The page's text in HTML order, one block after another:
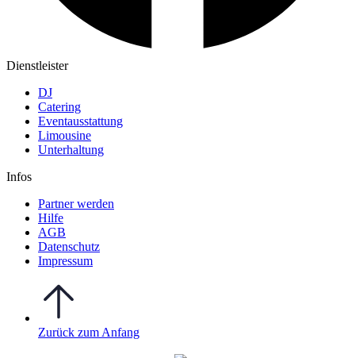
Dienstleister
DJ
Catering
Eventausstattung
Limousine
Unterhaltung
Infos
Partner werden
Hilfe
AGB
Datenschutz
Impressum
Zurück zum Anfang